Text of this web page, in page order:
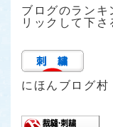
ブログのランキ
リックして下
にほんブログ村